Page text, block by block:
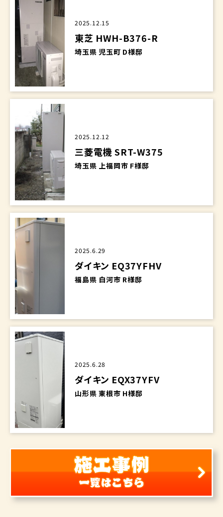
2025.12.15
東芝 HWH-B376-R
埼玉県 児玉町 D様邸
2025.12.12
三菱電機 SRT-W375
埼玉県 上福岡市 F様邸
2025.6.29
ダイキン EQ37YFHV
福島県 白河市 R様邸
2025.6.28
ダイキン EQX37YFV
山形県 東根市 H様邸